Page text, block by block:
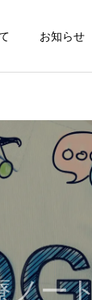
お知らせ
ート